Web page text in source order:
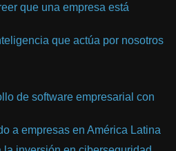
que una empresa está
que actúa por nosotros
de software empresarial con
a empresas en América Latina